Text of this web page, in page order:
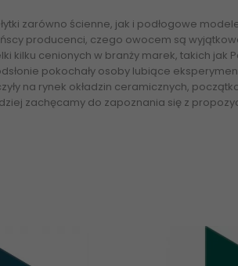
zarówno ścienne, jak i podłogowe
producenci, czego owocem są
kilku cenionych w branży marek, takich jak
pokochały osoby lubiące
na rynek okładzin ceramicznych,
zachęcamy do zapoznania się z